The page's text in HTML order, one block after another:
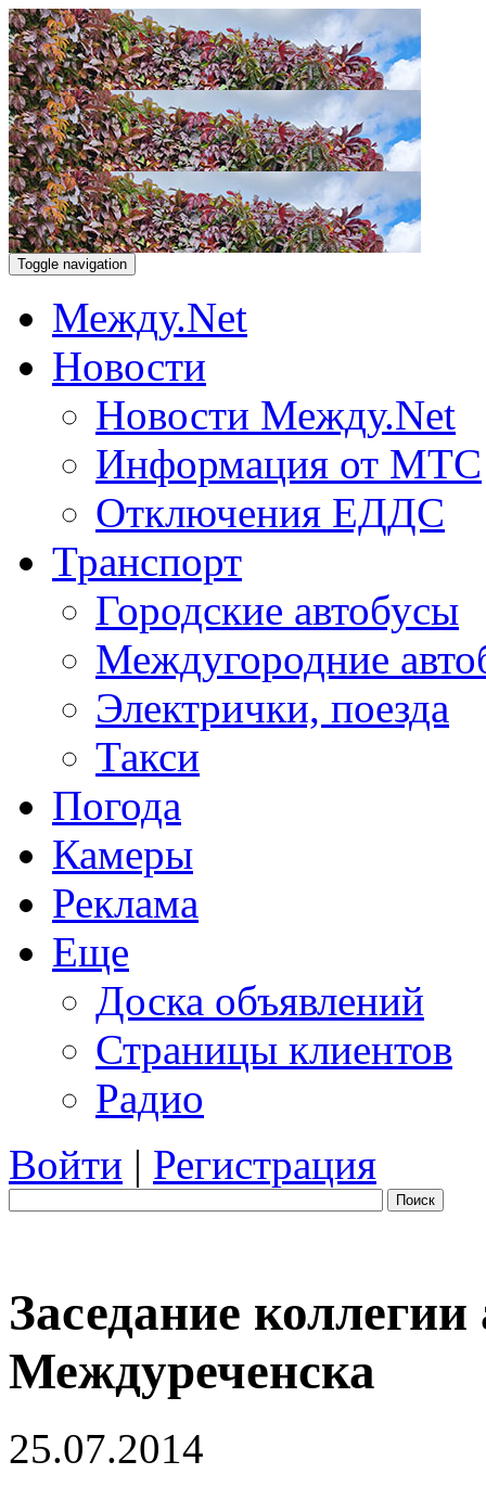
Toggle navigation
Между.Net
Новости
Новости Между.Net
Информация от МТС
Отключения ЕДДС
Транспорт
Городские автобусы
Междугородние
Электрички, поезда
Такси
Погода
Камеры
Реклама
Еще
Доска объявлений
Страницы клиентов
Радио
Войти | Регистрация
Поиск
Заседание
Междуреченска
25.07.2014